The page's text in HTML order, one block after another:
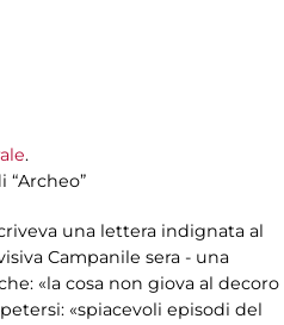
.
una lettera indignata al
Campanile sera - una
«la cosa non giova al decoro
«spiacevoli episodi del